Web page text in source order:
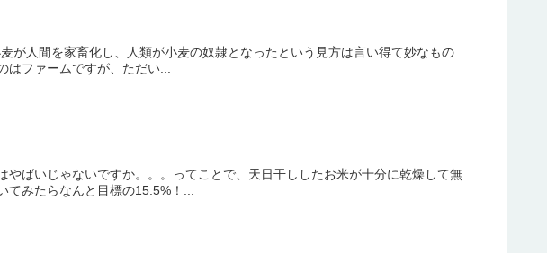
が人間を家畜化し、人類が小麦の奴隷となったという見方は言い得て妙なもの
はファームですが、ただい...
ばいじゃないですか。。。ってことで、天日干ししたお米が十分に乾燥して無
てみたらなんと目標の15.5%！...